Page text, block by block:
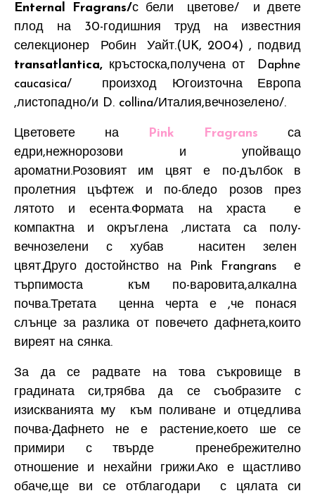
Enternal Fragrans/с бели цветове/ и двете
плод на 30-годишния труд на известния
селекционер Робин Уайт.(UK, 2004) , подвид
transatlantica, кръстоска,получена от Daphne
caucasica/ произход Югоизточна Европа
,листопадно/и D. collina/Италия,вечнозелено/.
Цветовете на Pink Fragrans са
едри,нежнорозови и упойващо
ароматни.Розовият им цвят е по-дълбок в
пролетния цъфтеж и по-бледо розов през
лятото и есента.Формата на храста е
компактна и окръглена ,листата са полу-
вечнозелени с хубав наситен зелен
цвят.Друго достойнство на Pink Frangrans е
търпимоста към по-варовита,алкална
почва.Третата ценна черта е ,че понася
слънце за разлика от повечето дафнета,които
виреят на сянка.
За да се радвате на това съкровище в
градината си,трябва да се съобразите с
изискванията му към поливане и отцедлива
почва-Дафнето не е растение,което ше се
примири с твърде пренебрежително
отношение и нехайни грижи.Ако е щастливо
обаче,ще ви се отблагодари с цялата си